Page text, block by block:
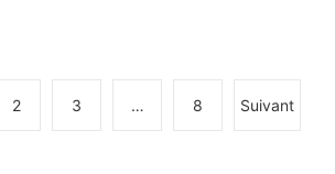
2 3 … 8 Suivant